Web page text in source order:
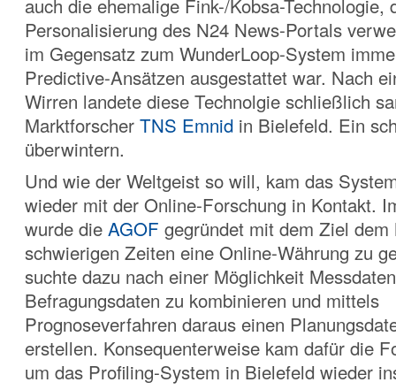
auch die ehemalige Fink-/Kobsa-Technologie,
Personalisierung des N24 News-Portals
im Gegensatz zum WunderLoop-System
Predictive-Ansätzen ausgestattet war. Nach
Wirren landete diese Technolgie schließlich
Marktforscher TNS Emnid in Bielefeld. Ein
überwintern.
Und wie der Weltgeist so will, kam das
wieder mit der Online-Forschung in Kontakt.
wurde die AGOF gegründet mit dem Ziel dem
schwierigen Zeiten eine Online-Währung zu
suchte dazu nach einer Möglichkeit
Befragungsdaten zu kombinieren und mittels
Prognoseverfahren daraus einen
erstellen. Konsequenterweise kam dafür die
um das Profiling-System in Bielefeld wieder